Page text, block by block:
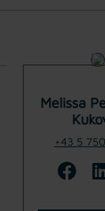
Melissa
+43 5